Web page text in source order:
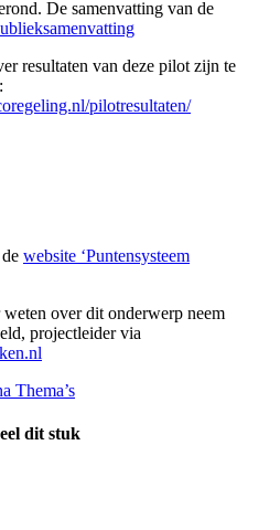
De samenvatting van de
resultaten van deze pilot zijn te
pilotresultaten/
website ‘Puntensysteem
over dit onderwerp neem
projectleider via
Thema’s
dit stuk